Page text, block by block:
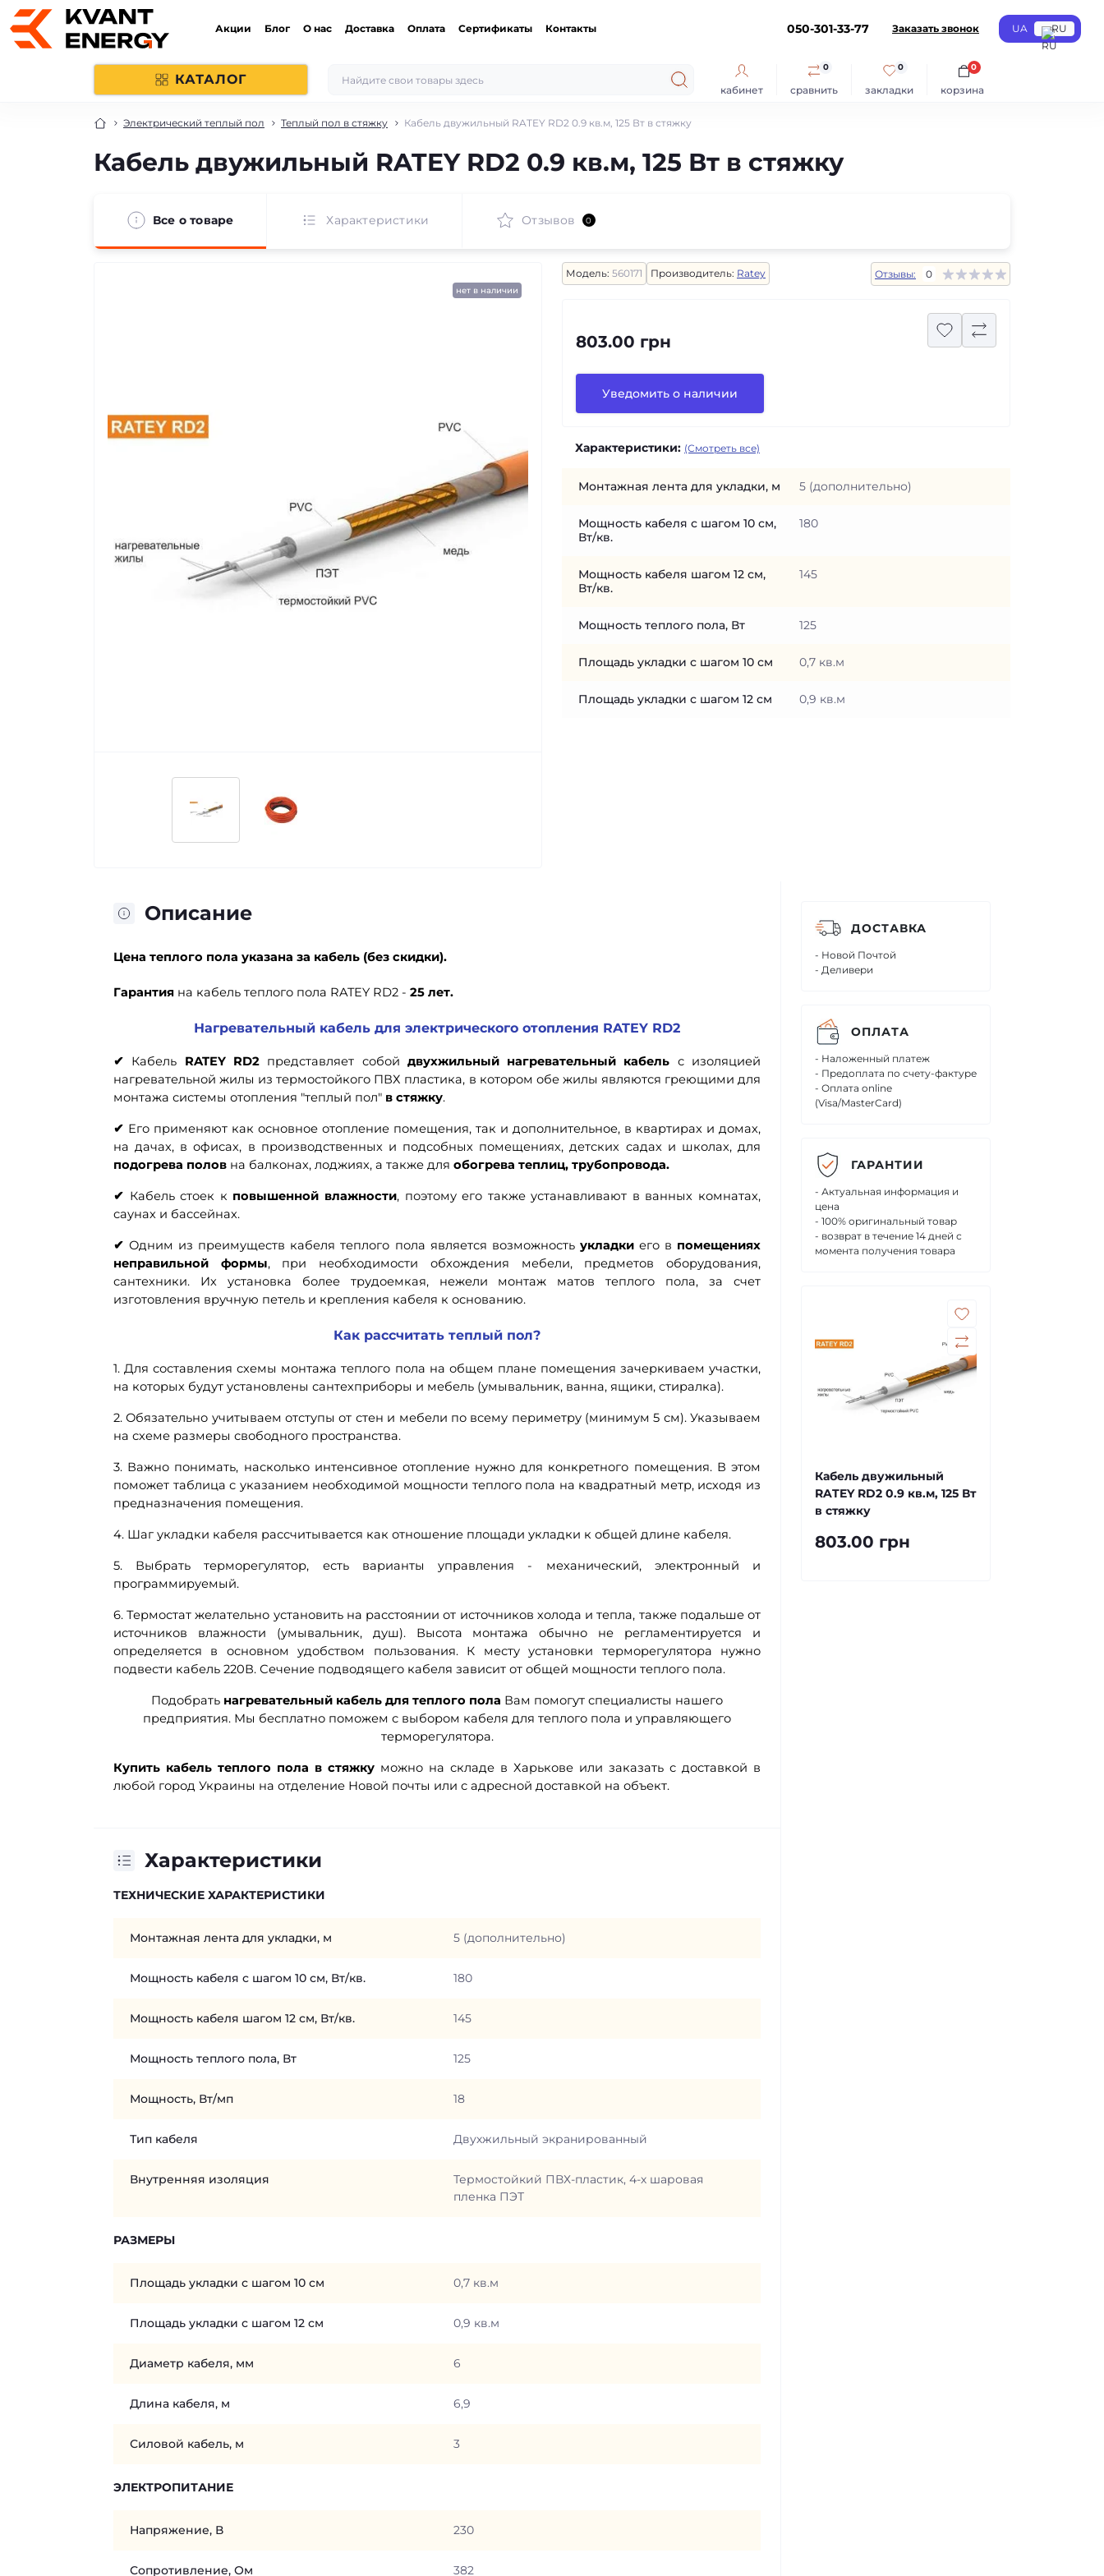
Акции Блог О нас Доставка Оплата Сертификаты Контакты 050-301-33-77 Заказать звонок UA RU
КАТАЛОГ
кабинет сравнить
0
закладки
0
корзина
0
Электрический теплый пол Теплый пол в стяжку Кабель двужильный RATEY RD2 0.9 кв.м, 125 Вт в стяжку
Кабель двужильный RATEY RD2 0.9 кв.м, 125 Вт в стяжку
Все о товаре Характеристики Отзывов 0
нет в наличии
Модель: 560171 Производитель: Ratey Отзывы: 0
803.00 грн
Уведомить о наличии
Характеристики: (Смотреть все)
Монтажная лента для укладки, м 5 (дополнительно)
Мощность кабеля с шагом 10 см,
Вт/кв.
180
Мощность кабеля шагом 12 см,
Вт/кв.
145
Мощность теплого пола, Вт 125
Площадь укладки с шагом 10 см 0,7 кв.м
Площадь укладки с шагом 12 см 0,9 кв.м
Описание
Цена теплого пола указана за кабель (без скидки).
Гарантия на кабель теплого пола RATEY RD2 - 25 лет.
Нагревательный кабель для электрического отопления RATEY RD2
✔ Кабель RATEY RD2представляет собой двухжильный нагревательный кабель с изоляцией
нагревательной жилы из термостойкого ПВХ пластика, в котором обе жилы являются греющими для
монтажа системы отопления "теплый пол" в стяжку.
✔ Его применяют как основное отопление помещения, так и дополнительное, в квартирах и домах,
на дачах, в офисах, в производственных и подсобных помещениях, детских садах и школах, для
подогрева полов на балконах, лоджиях, а также для обогрева теплиц, трубопровода.
✔ Кабель стоек к повышенной влажности, поэтому его также устанавливают в ванных комнатах,
саунах и бассейнах.
✔ Одним из преимуществ кабеля теплого пола является возможность укладкиего в помещениях
неправильной формы, при необходимости обхождения мебели, предметов оборудования,
сантехники. Их установка более трудоемкая, нежели монтаж матов теплого пола, за счет
изготовления вручную петель и крепления кабеля к основанию.
Как рассчитать теплый пол?
1. Для составления схемы монтажа теплого пола на общем плане помещения зачеркиваем участки,
на которых будут установлены сантехприборы и мебель (умывальник, ванна, ящики, стиралка).
2. Обязательно учитываем отступы от стен и мебели по всему периметру (минимум 5 см). Указываем
на схеме размеры свободного пространства.
3. Важно понимать, насколько интенсивное отопление нужно для конкретного помещения. В этом
поможет таблица с указанием необходимой мощности теплого пола на квадратный метр, исходя из
предназначения помещения.
4. Шаг укладки кабеля рассчитывается как отношение площади укладки к общей длине кабеля.
5. Выбрать терморегулятор, есть варианты управления - механический, электронный и
программируемый.
6. Термостат желательно установить на расстоянии от источников холода и тепла, также подальше от
источников влажности (умывальник, душ). Высота монтажа обычно не регламентируется и
определяется в основном удобством пользования. К месту установки терморегулятора нужно
подвести кабель 220В. Сечение подводящего кабеля зависит от общей мощности теплого пола.
Подобрать нагревательный кабель для теплого пола Вам помогут специалисты нашего
предприятия. Мы бесплатно поможем с выбором кабеля для теплого пола и управляющего
терморегулятора.
Купить кабель теплого пола в стяжку можно на складе в Харькове или заказать с доставкой в
любой город Украины на отделение Новой почты или с адресной доставкой на объект.
Характеристики
ТЕХНИЧЕСКИЕ ХАРАКТЕРИСТИКИ
Монтажная лента для укладки, м 5 (дополнительно)
Мощность кабеля с шагом 10 см, Вт/кв. 180
Мощность кабеля шагом 12 см, Вт/кв. 145
Мощность теплого пола, Вт 125
Мощность, Вт/мп 18
Тип кабеля Двухжильный экранированный
Внутренняя изоляция
Термостойкий ПВХ-пластик, 4-х шаровая
пленка ПЭТ
РАЗМЕРЫ
Площадь укладки с шагом 10 см 0,7 кв.м
Площадь укладки с шагом 12 см 0,9 кв.м
Диаметр кабеля, мм 6
Длина кабеля, м 6,9
Силовой кабель, м 3
ЭЛЕКТРОПИТАНИЕ
Напряжение, В 230
Сопротивление, Ом 382
ДОСТАВКА
- Новой Почтой
- Деливери
ОПЛАТА
- Наложенный платеж
- Предоплата по счету-фактуре
- Оплата online
(Visa/MasterCard)
ГАРАНТИИ
- Актуальная информация и
цена
- 100% оригинальный товар
- возврат в течение 14 дней с
момента получения товара
Кабель двужильный
RATEY RD2 0.9 кв.м, 125 Вт
в стяжку
803.00 грн